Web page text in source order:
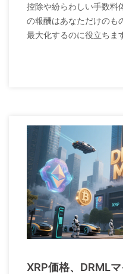
控除や紛らわしい手数料
の報酬はあなただけのも
最大化するのに役立ちま
XRP価格、DRML